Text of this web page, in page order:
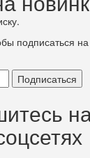
подписаться